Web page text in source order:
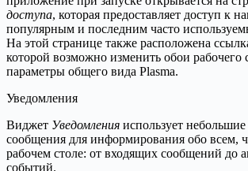
доступа, которая предоставляет доступ к
популярным и последним часто
На этой странице также расположена
которой возможно изменить обои рабочего
параметры общего вида Plasma.
Уведомления
Виджет Уведомления использует
сообщения для информирования обо всем,
рабочем столе: от входящих сообщений до
событий.